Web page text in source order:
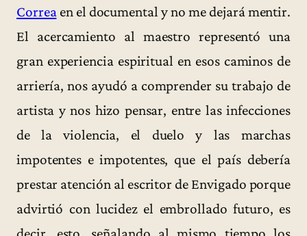
Correa en el documental y no me dejará mentir.
El acercamiento al maestro representó una
gran experiencia espiritual en esos caminos de
arriería, nos ayudó a comprender su trabajo de
artista y nos hizo pensar, entre las infecciones
de la violencia, el duelo y las marchas
impotentes e impotentes, que el país debería
prestar atención al escritor de Envigado porque
advirtió con lucidez el embrollado futuro, es